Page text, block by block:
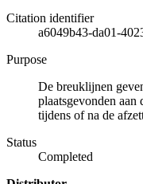
Citation identifier
a6049b43-da01-
Purpose
De breuklijnen
plaatsgevonden
tijdens of na de
Status
Completed